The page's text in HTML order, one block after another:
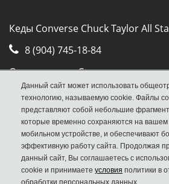
Кеды Converse Chuck Taylor All
8 (904) 745-18-84
Отдел продаж Converse
Москва, ул. Авиамоторная, д.50,
Данный сайт может использовать
технологию, называемую cookie. Файлы
представляют собой небольшие
которые временно сохраняются на
мобильном устройстве, и обеспечивают
эффективную работу сайта. Продолжая
данный сайт, Вы соглашаетесь с
cookie и принимаете условия политики в
обработки персональных данных.